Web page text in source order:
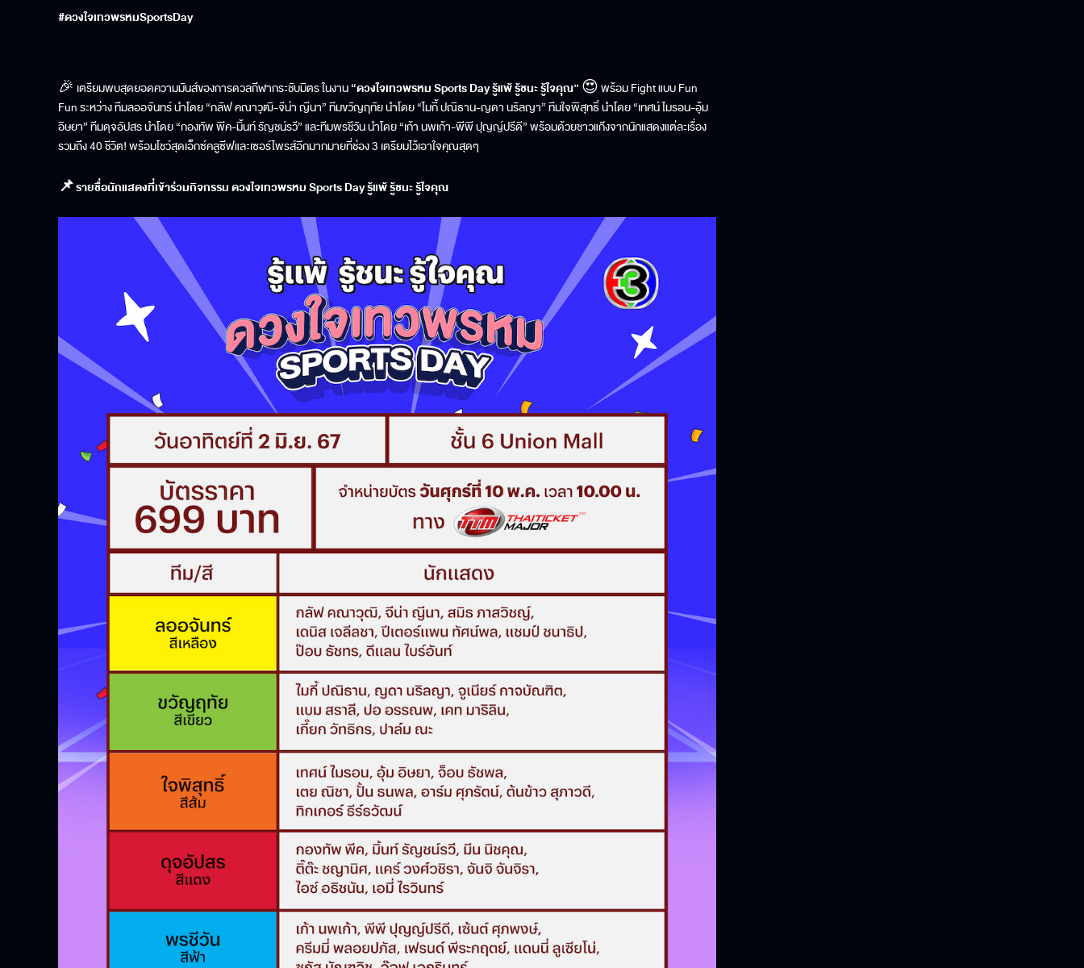
#ดวงใจเทวพรหมSportsDay
🎉 เตรียมพบสุดยอดความมันส์ของการดวลกีฬากระชับมิตร ในงาน“ดวงใจเทวพรหมSports Dayรู้แพ้ รู้ชนะ รู้ใจคุณ” 😍 พร้อมFightแบบFun
Funระหว่าง ทีมลออจันทร์ นำโดย “กลัฟ คณาวุฒิ-จีน่า ญีนา” ทีมขวัญฤทัย นำโดย “ไมกี้ ปณิธาน-ญดา นริลญา” ทีมใจพิสุทธิ์ นำโดย “เทศน์ ไมรอน-อุ้ม
อิษยา” ทีมดุจอัปสร นำโดย “กองทัพ พีค-มิ้นท์ รัญชน์รวี” และทีมพรชีวัน นำโดย “เก้า นพเก้า-พีพี ปุญญ์ปรีดี” พร้อมด้วยชาวแก๊งจากนักแสดงแต่ละเรื่อง
รวมถึง40ชีวิต!พร้อมโชว์สุดเอ็กซ์คลูซีฟและเซอร์ไพรส์อีกมากมายที่ช่อง3 เตรียมไว้เอาใจคุณสุดๆ
📌รายชื่อนักแสดงที่เข้าร่วมกิจกรรม ดวงใจเทวพรหมSports Dayรู้แพ้ รู้ชนะ รู้ใจคุณ